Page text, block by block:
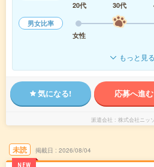
20代
30代
男女比率
女性
もっと見る
気になる! 応募へ進む
派遣会社 株式会社ニッ
未読
NEW
掲載日 2026/08/04